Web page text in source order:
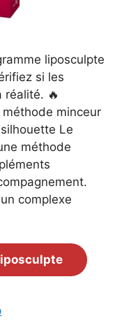
liposculpte
si les
réalité. 🔥
minceur
Le
méthode
complexe